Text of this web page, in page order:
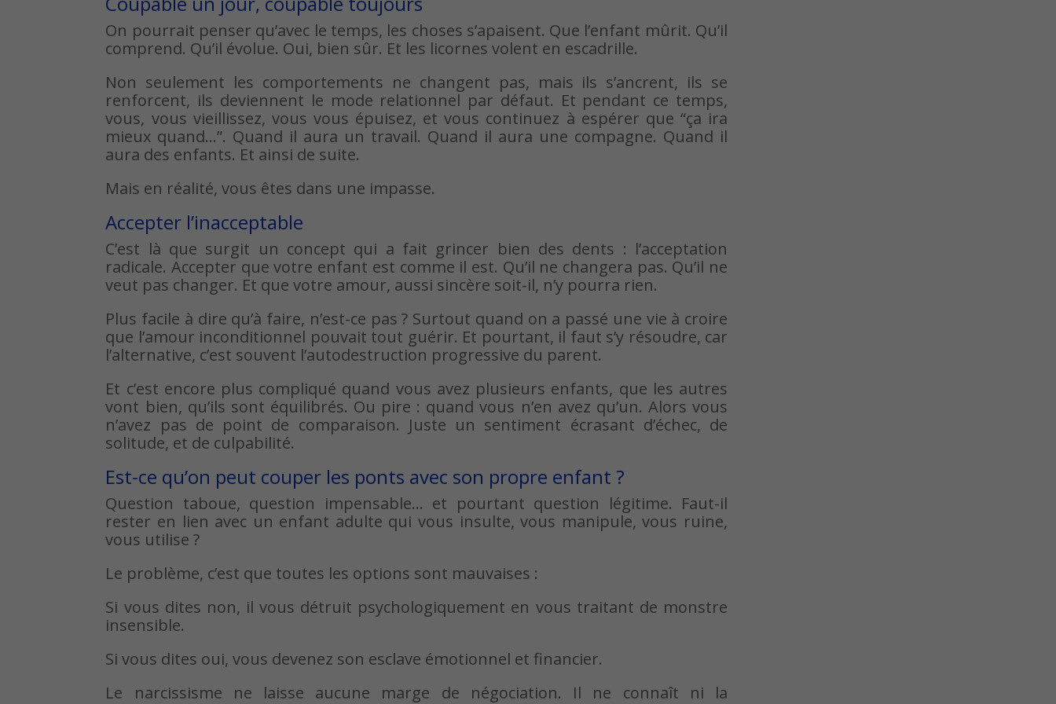
On pourrait penser qu’avec le temps, les choses s’apaisent. Que l’enfant mûrit. Qu’il
comprend. Qu’il évolue. Oui, bien sûr. Et les licornes volent en escadrille.
Non seulement les comportements ne changent pas, mais ils s’ancrent, ils se
renforcent, ils deviennent le mode relationnel par défaut. Et pendant ce temps,
vous, vous vieillissez, vous vous épuisez, et vous continuez à espérer que “ça ira
mieux quand…”. Quand il aura un travail. Quand il aura une compagne. Quand il
aura des enfants. Et ainsi de suite.
Mais en réalité, vous êtes dans une impasse.
Accepter l’inacceptable
C’est là que surgit un concept qui a fait grincer bien des dents : l’acceptation
radicale. Accepter que votre enfant est comme il est. Qu’il ne changera pas. Qu’il ne
veut pas changer. Et que votre amour, aussi sincère soit-il, n’y pourra rien.
Plus facile à dire qu’à faire, n’est-ce pas ? Surtout quand on a passé une vie à croire
que l’amour inconditionnel pouvait tout guérir. Et pourtant, il faut s’y résoudre, car
l’alternative, c’est souvent l’autodestruction progressive du parent.
Et c’est encore plus compliqué quand vous avez plusieurs enfants, que les autres
vont bien, qu’ils sont équilibrés. Ou pire : quand vous n’en avez qu’un. Alors vous
n’avez pas de point de comparaison. Juste un sentiment écrasant d’échec, de
solitude, et de culpabilité.
Est-ce qu’on peut couper les ponts avec son propre enfant ?
Question taboue, question impensable… et pourtant question légitime. Faut-il
rester en lien avec un enfant adulte qui vous insulte, vous manipule, vous ruine,
vous utilise ?
Le problème, c’est que toutes les options sont mauvaises :
Si vous dites non, il vous détruit psychologiquement en vous traitant de monstre
insensible.
Si vous dites oui, vous devenez son esclave émotionnel et financier.
Le narcissisme ne laisse aucune marge de négociation. Il ne connaît ni la